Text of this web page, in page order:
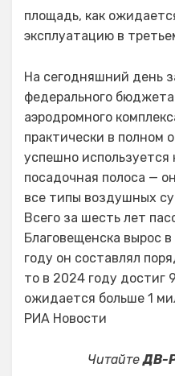
площадь, как
эксплуатацию в
На сегодняшний день
федерального
аэродромного
практически в полном
успешно используется
посадочная полоса —
все типы воздушных
Всего за шесть лет
Благовещенска вырос
году он составлял
то в 2024 году достиг
ожидается больше 1
РИА Новости
ЧитайтеДВ-